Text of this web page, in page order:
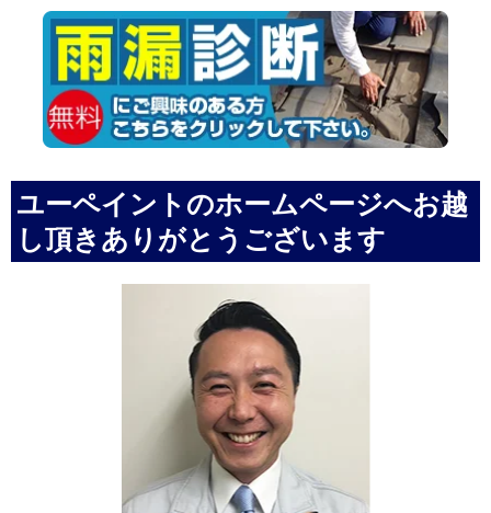
ユーペイントのホームページへお越
し頂きありがとうございます